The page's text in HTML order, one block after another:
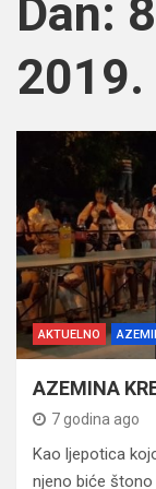
Dan:
2019.
AKTUELNO
AZEMINA
7 godina ago
Kao ljepotica
njeno biće štono